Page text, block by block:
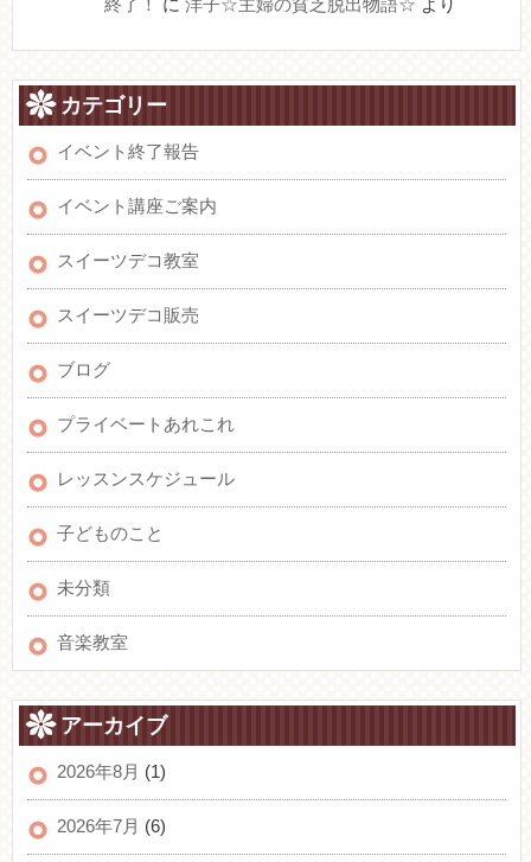
終了！
に 洋子☆主婦の貧乏脱出物語☆ より
カテゴリー
イベント終了報告
イベント講座ご案内
スイーツデコ教室
スイーツデコ販売
ブログ
プライベートあれこれ
レッスンスケジュール
子どものこと
未分類
音楽教室
アーカイブ
2026年8月 (1)
2026年7月 (6)